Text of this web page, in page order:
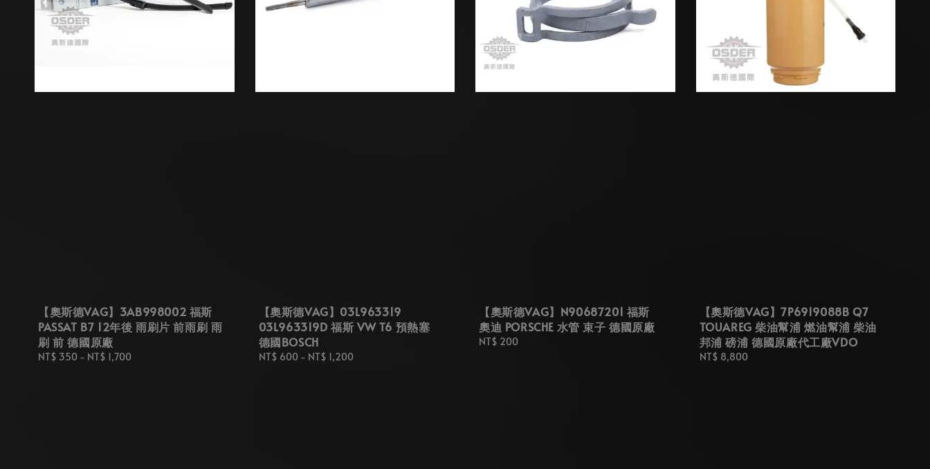
【奧斯德VAG】3AB998002 福斯
PASSAT B7 12年後 雨刷片 前雨刷 雨
刷 前 德國原廠
Regular
NT$ 350 - NT$ 1,700
【奧斯德VAG】03L963319
03L963319D 福斯 VW T6 預熱塞
德國BOSCH
Regular
NT$ 600- NT$ 1,200
【奧斯德VAG】N90687201 福斯
奧迪 PORSCHE 水管 束子 德國原廠
Regular
NT$ 200
【奧斯德VAG】7P6919088B Q7
TOUAREG 柴油幫浦 燃油幫浦 柴油
邦浦 磅浦 德國原廠代工廠VDO
Regular
NT$ 8,800